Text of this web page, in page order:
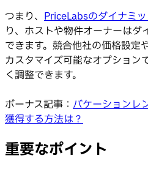
つまり、 PriceLabsのダイナミ
り、ホストや物件オーナーは
できます。競合他社の価格設定
カスタマイズ可能なオプション
く調整できます。
ボーナス記事： バケーションレ
獲得する方法は？
重要なポイント